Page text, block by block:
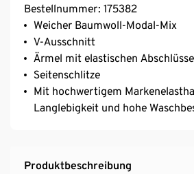
Bestellnummer: 175382
Weicher Baumwoll-Modal-Mix
V-Ausschnitt
Ärmel mit elastischen
Seitenschlitze
Mit hochwertigem
Langlebigkeit und hohe
Produktbeschreibung